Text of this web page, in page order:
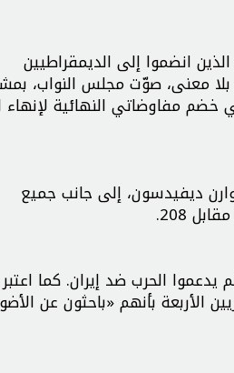
انضموا إلى الديمقراطيين
معنى، صوّت مجلس النواب،
خضم مفاوضاتي النهائية لإنهاء
ديفيدسون، إلى جانب جميع
الحرب ضد إيران. كما
الأربعة بأنهم «باحثون عن